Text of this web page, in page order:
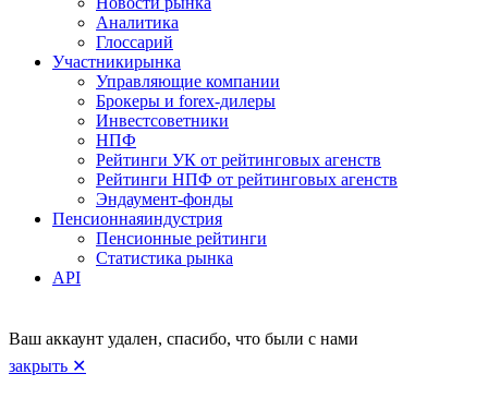
Аналитика
Глоссарий
Участникирынка
Управляющие компании
Брокеры и forex-дилеры
Инвестсоветники
НПФ
Рейтинги УК от рейтинговых агенств
Рейтинги НПФ от рейтинговых агенств
Эндаумент-фонды
Пенсионнаяиндустрия
Пенсионные рейтинги
Статистика рынка
API
Ваш аккаунт удален, спасибо, что были с нами
закрыть ✕